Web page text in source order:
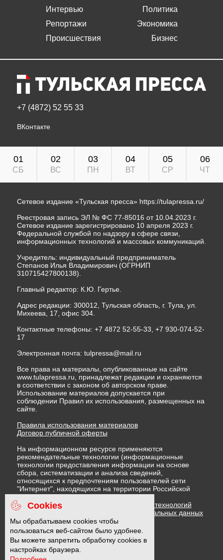
Интервью
Репортажи
Происшествия
Политика
Экономика
Бизнес
+7 (4872) 52 55 33
ВКонтакте
01
СБ
02
ВС
03
ПН
04
ВТ
05
СР
06
ЧТ
Сетевое издание «Тульская пресса» https://tulapressa.ru/
Реестровая запись ЭЛ № ФС 77-85016 от 10.04.2023 г.
Сетевое издание зарегистрировано 10 апреля 2023 г.
Федеральной службой по надзору в сфере связи,
информационных технологий и массовых коммуникаций.
Учредитель: индивидуальный предприниматель
Степанов Илья Владимирович (ОГРНИП
310715427800138).
Главный редактор: К.Ю. Гертье.
Адрес редакции: 300012, Тульская область, г. Тула, ул.
Михеева, 17, офис 304.
Контактные телефоны: +7 4872 52-55-33, +7 930-074-52-
17
Электронная почта: tulpressa@mail.ru
Все права на материалы, опубликованные на сайте
www.tulapressa.ru, принадлежат редакции и охраняются
в соответствии с законом об авторском праве.
Использование материалов допускается при
соблюдении Правил их использования, размещенных на
сайте.
Правила использования материалов
Договор публичной оферты
На информационном ресурсе применяются
рекомендательные технологии (информационные
технологии предоставления информации на основе
сбора, систематизации и анализа сведений,
относящихся к предпочтениям пользователей сети
"Интернет", находящихся на территории Российской
Федерации)
Правила применения рекомендательных технологий
Политика в отношении обработки персональных данных
Политика обработки файлов cookie
16 +
Cookies
Мы обрабатываем cookies чтобы
пользоваться веб-сайтом было удобнее.
Вы можете запретить обработку cookies в
настройках браузера.